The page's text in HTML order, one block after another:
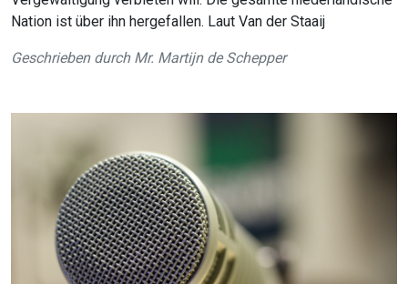
Nation ist über ihn hergefallen. Laut Van der Staaij
Geschrieben durch Mr. Martijn de Schepper